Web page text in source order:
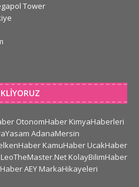
Tower
OtonomHaber KimyaHaberleri
AdanaMersin
KamuHaber UcakHaber
LeoTheMaster.Net KolayBilimHaber
AEY MarkaHikayeleri